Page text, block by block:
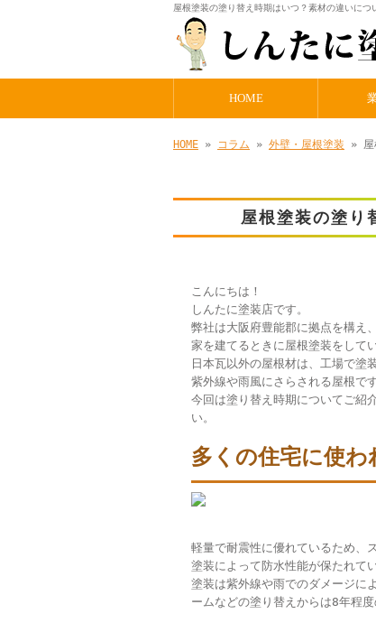
屋根塗装の塗り替え時期はいつ？素材の違いに
HOME
HOME » コラム » 外壁・屋根塗装 » 屋
屋根塗装の塗り
こんにちは！
しんたに塗装店です。
弊社は大阪府豊能郡に拠点を構え
家を建てるときに屋根塗装をして
日本瓦以外の屋根材は、工場で塗
紫外線や雨風にさらされる屋根で
今回は塗り替え時期についてご紹
い。
多くの住宅に使
軽量で耐震性に優れているため、
塗装によって防水性能が保たれて
塗装は紫外線や雨でのダメージに
ームなどの塗り替えからは8年程